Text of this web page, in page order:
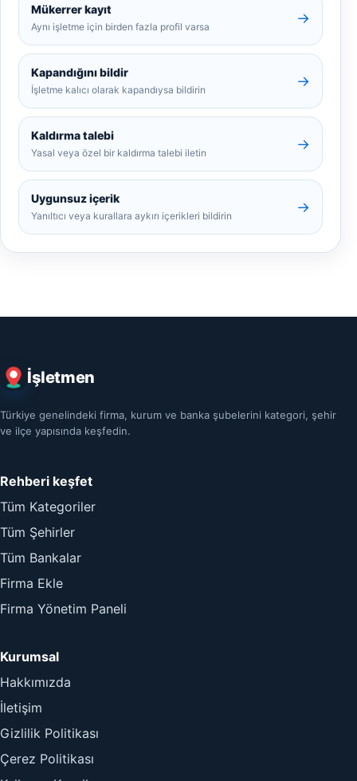
Mükerrer kayıt
Aynı işletme için birden fazla profil varsa
→
Kapandığını bildir
İşletme kalıcı olarak kapandıysa bildirin
→
Kaldırma talebi
Yasal veya özel bir kaldırma talebi iletin
→
Uygunsuz içerik
Yanıltıcı veya kurallara aykırı içerikleri bildirin
→
İşletmen
Türkiye genelindeki firma, kurum ve banka şubelerini kategori, şehir
ve ilçe yapısında keşfedin.
Rehberi keşfet
Tüm Kategoriler
Tüm Şehirler
Tüm Bankalar
Firma Ekle
Firma Yönetim Paneli
Kurumsal
Hakkımızda
İletişim
Gizlilik Politikası
Çerez Politikası